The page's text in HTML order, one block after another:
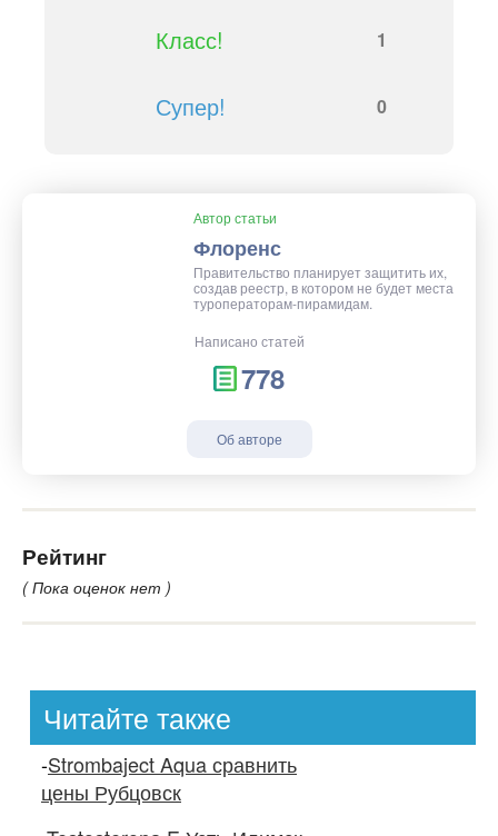
Класс! 1
Супер! 0
Автор статьи
Флоренс
Правительство планирует защитить их,
создав реестр, в котором не будет места
туроператорам-пирамидам.
Написано статей
778
Об авторе
Рейтинг
( Пока оценок нет )
Читайте также
-Strombaject Aqua сравнить
цены Рубцовск